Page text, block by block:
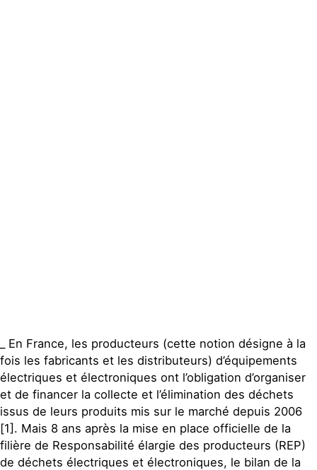
_ En France, les producteurs (cette notion désigne à la
fois les fabricants et les distributeurs) d’équipements
électriques et électroniques ont l’obligation d’organiser
et de financer la collecte et l’élimination des déchets
issus de leurs produits mis sur le marché depuis 2006
[1]. Mais 8 ans après la mise en place officielle de la
filière de Responsabilité élargie des producteurs (REP)
de déchets électriques et électroniques, le bilan de la